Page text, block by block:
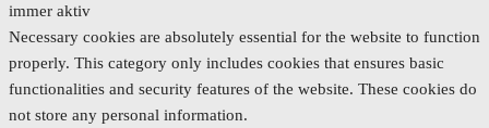
immer aktiv
Necessary cookies are absolutely essential for the website to function
properly. This category only includes cookies that ensures basic
functionalities and security features of the website. These cookies do
not store any personal information.